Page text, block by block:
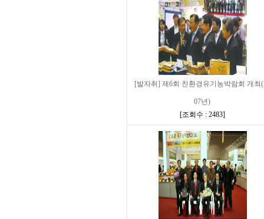
[발자취] 제6회 친환경유기농박람회 개최
07년)
[조회수 : 2483]